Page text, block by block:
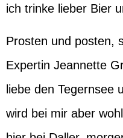
ich trinke lieber Bier
Prosten und posten,
Expertin Jeannette
liebe den
wird bei mir aber